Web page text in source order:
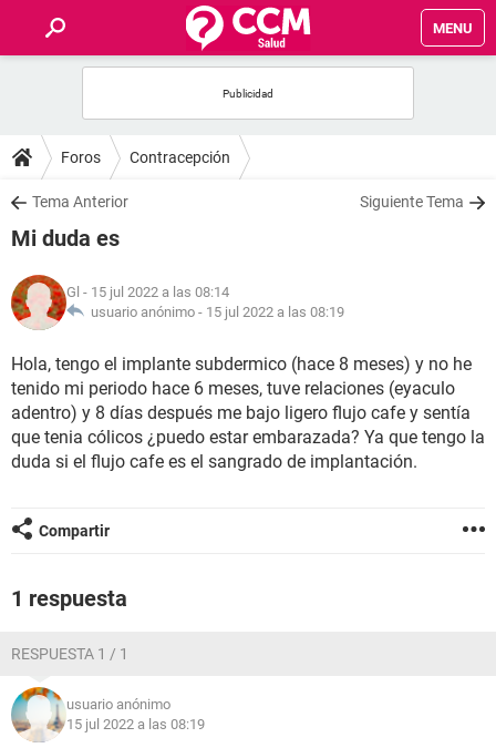
MENU
FOROS
SALUD
NUTRICIÓN
BIENESTAR
SEXUALIDAD
Foros Contracepción
Tema Anterior Siguiente Tema
Mi duda es
Gl - 15 jul 2022 a las 08:14
usuario anónimo - 15 jul 2022 a las 08:19
Hola, tengo el implante subdermico (hace 8 meses) y no he
tenido mi periodo hace 6 meses, tuve relaciones (eyaculo
adentro) y 8 días después me bajo ligero flujo cafe y sentía
que tenia cólicos ¿puedo estar embarazada? Ya que tengo la
duda si el flujo cafe es el sangrado de implantación.
Compartir
1 respuesta
RESPUESTA 1 / 1
usuario anónimo
15 jul 2022 a las 08:19